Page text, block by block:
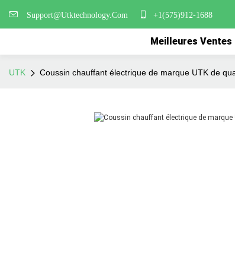
Support@Utktechnology.Com +1(575)912-1688
Meilleures Ventes
UTK Coussin chauffant électrique de marque UTK de